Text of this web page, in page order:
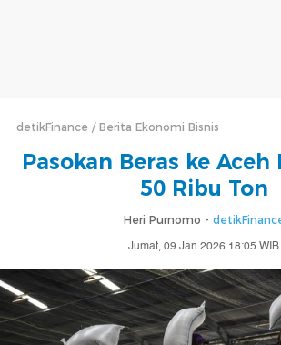
detikFinance Berita Ekonomi Bisnis
Pasokan Beras ke
50 Ribu Ton
Heri Purnomo -
Jumat, 09 Jan 2026 18:05 WIB